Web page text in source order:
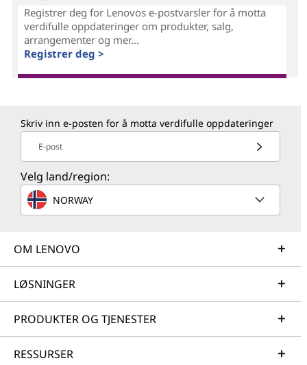
Registrer deg for Lenovos e-postvarsler for å motta
verdifulle oppdateringer om produkter, salg,
arrangementer og mer...
Registrer deg >
Skriv inn e-posten for å motta verdifulle oppdateringer
E-post
Velg land/region:
NORWAY
OM LENOVO
LØSNINGER
PRODUKTER OG TJENESTER
RESSURSER